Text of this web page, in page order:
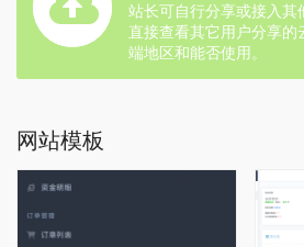
站长可自行分享或接入
直接查看其它用户分享的
端地区和能否使用。
网站模板